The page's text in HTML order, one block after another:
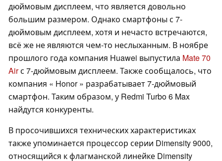
дюймовым дисплеем, что является довольно
большим размером. Однако смартфоны с 7-
дюймовым дисплеем, хотя и нечасто встречаются,
всё же не являются чем-то неслыханным. В ноябре
прошлого года компания Huawei выпустила Mate 70
Airс 7-дюймовым дисплеем. Также сообщалось, что
компания « Honor » разрабатывает 7-дюймовый
смартфон. Таким образом, у Redmi Turbo 6 Max
найдутся конкуренты.
В просочившихся технических характеристиках
также упоминается процессор серии Dimensity 9000,
относящийся к флагманской линейке Dimensity